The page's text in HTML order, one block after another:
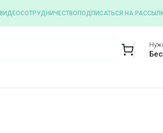
ВИДЕОСОТРУДНИЧЕСТВО ПОДПИСАТЬСЯ НА